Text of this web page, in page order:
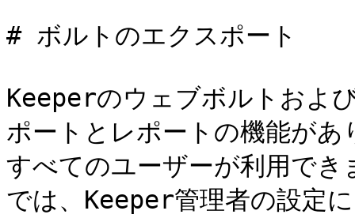
# ボルトのエクスポート
Keeperのウェブボルトおよ
ポートとレポートの機能が
すべてのユーザーが利用で
では、Keeper管理者の設定